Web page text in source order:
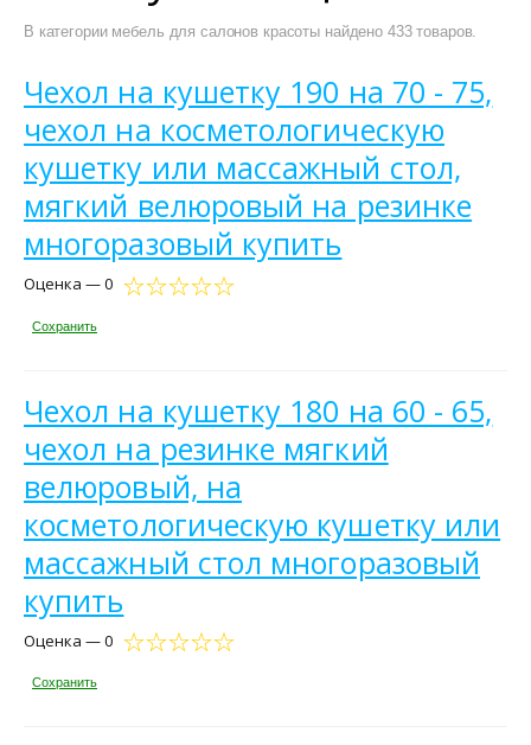
В категории мебель для салонов красоты найдено 433 товаров.
Чехол на кушетку 190 на 70 - 75,
чехол на косметологическую
кушетку или массажный стол,
мягкий велюровый на резинке
многоразовый купить
Оценка — 0
Сохранить
Чехол на кушетку 180 на 60 - 65,
чехол на резинке мягкий
велюровый, на
косметологическую кушетку или
массажный стол многоразовый
купить
Оценка — 0
Сохранить